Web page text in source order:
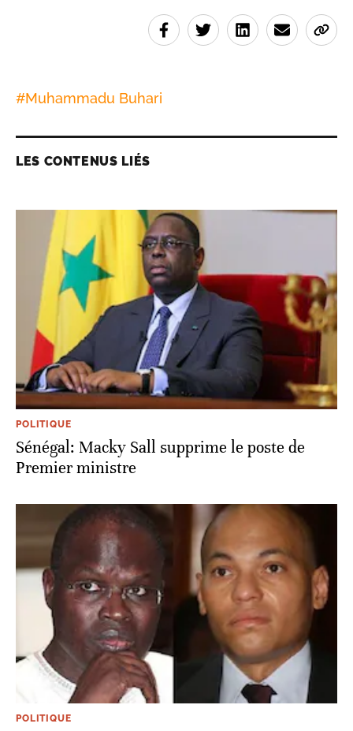
#Muhammadu Buhari
LES CONTENUS LIÉS
POLITIQUE
Sénégal: Macky Sall supprime le poste de
Premier ministre
POLITIQUE